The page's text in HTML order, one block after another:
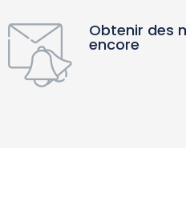
Obtenir des
encore